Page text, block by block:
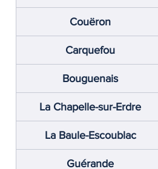
Couëron
Carquefou
Bouguenais
La Chapelle-sur-Erdre
La Baule-Escoublac
Guérande